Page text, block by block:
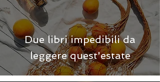
Due libri impedibili da
leggere quest'estate